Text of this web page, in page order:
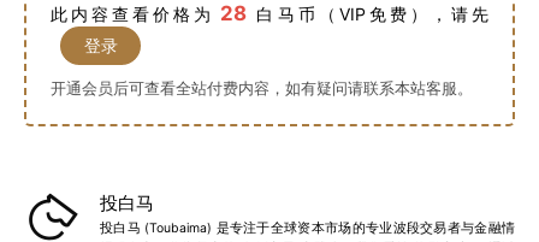
此内容查看价格为 28 白马币（VIP免费），请先
登录
开通会员后可查看全站付费内容，如有疑问请联系本站客服。
投白马
投白马 (Toubaima) 是专注于全球资本市场的专业波段交易者与金融情